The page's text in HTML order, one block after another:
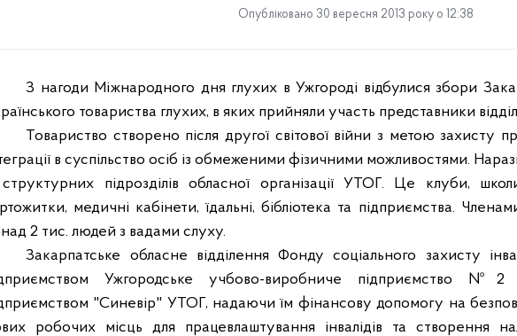
Опубліковано 30 вересня 2013 року о 12:38
З нагоди Міжнародного дня глухих в Ужгороді відбулися збори
товариства глухих, в яких прийняли участь представники
Товариство створено після другої світової війни з метою захисту
в суспільство осіб із обмеженими фізичними можливостями. Наразі
підрозділів обласної організаціїУТОГ. Це клуби, школи-
медичні кабінети, їдальні, бібліотека та підприємства.
2 тис. людей з вадами слуху.
Закарпатське обласне відділення Фонду соціального захисту
Ужгородське учбово-виробниче підприємство
"Синевір" УТОГ, надаючи їм фінансову допомогу на
робочих місць для працевлаштування інвалідів та створення